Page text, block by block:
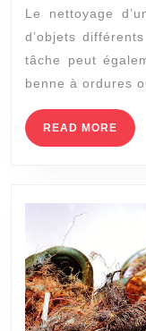
Le nettoyage
d’objets
tâche peut
benne à ordures
READ MORE READ
MORE